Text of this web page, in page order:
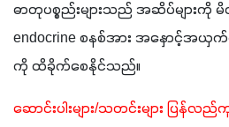
ဓာတုပစ္စည်းများသည် အဆိပ်များ
endocrine စနစ်အား အနှောင့်အယှက်ပ
ကို ထိခိုက်စေနိုင်သည်။
ဆောင်းပါးများ/သတင်းများ ပြန်လ